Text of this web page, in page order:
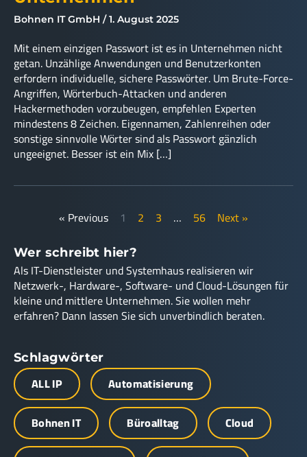
Bohnen IT GmbH 1. August 2025
Mit einem einzigen Passwort ist es in Unternehmen nicht
getan. Unzählige Anwendungen und Benutzerkonten
erfordern individuelle, sichere Passwörter. Um Brute-Force-
Angriffen, Wörterbuch-Attacken und anderen
Hackermethoden vorzubeugen, empfehlen Experten
mindestens 8 Zeichen. Eigennamen, Zahlenreihen oder
sonstige sinnvolle Wörter sind als Passwort gänzlich
ungeeignet. Besser ist ein Mix […]
« Previous 1 2 3 … 56 Next »
Wer schreibt hier?
Als IT-Dienstleister und Systemhaus realisieren wir
Netzwerk-, Hardware-, Software- und Cloud-Lösungen für
kleine und mittlere Unternehmen. Sie wollen mehr
erfahren? Dann lassen Sie sich unverbindlich beraten.
Schlagwörter
ALL IP
Automatisierung
Bohnen IT
Büroalltag
Cloud